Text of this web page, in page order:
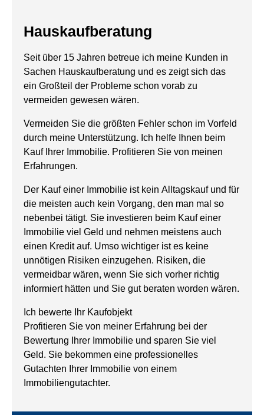
Hauskaufberatung
Seit über 15 Jahren betreue ich meine Kunden in
Sachen Hauskaufberatung und es zeigt sich das
ein Großteil der Probleme schon vorab zu
vermeiden gewesen wären.
Vermeiden Sie die größten Fehler schon im Vorfeld
durch meine Unterstützung. Ich helfe Ihnen beim
Kauf Ihrer Immobilie. Profitieren Sie von meinen
Erfahrungen.
Der Kauf einer Immobilie ist kein Alltagskauf und für
die meisten auch kein Vorgang, den man mal so
nebenbei tätigt. Sie investieren beim Kauf einer
Immobilie viel Geld und nehmen meistens auch
einen Kredit auf. Umso wichtiger ist es keine
unnötigen Risiken einzugehen. Risiken, die
vermeidbar wären, wenn Sie sich vorher richtig
informiert hätten und Sie gut beraten worden wären.
Ich bewerte Ihr Kaufobjekt
Profitieren Sie von meiner Erfahrung bei der
Bewertung Ihrer Immobilie und sparen Sie viel
Geld. Sie bekommen eine professionelles
Gutachten Ihrer Immobilie von einem
Immobiliengutachter.